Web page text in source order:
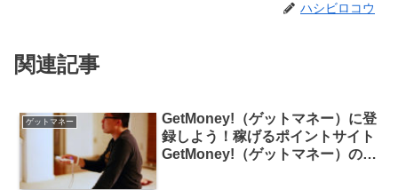
ハシビロコウ
関連記事
ゲットマネー
GetMoney!（ゲットマネー）に登
録しよう！稼げるポイントサイト
GetMoney!（ゲットマネー）の始